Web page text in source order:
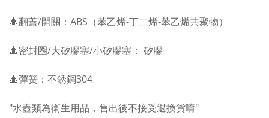
🔺翻蓋/開關：ABS（苯乙烯-丁二烯-苯乙烯共聚物）
🔺密封圈/大矽膠塞/小矽膠塞： 矽膠
🔺彈簧：不銹鋼304
"水壺類為衛生用品，售出後不接受退換貨唷"